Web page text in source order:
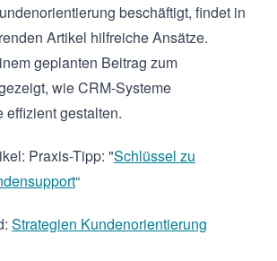
beschäftigt, findet in
Artikel hilfreiche Ansätze.
geplanten Beitrag zum
wie CRM-Systeme
effizient gestalten.
Praxis-Tipp: "Schlüssel zu
“
Strategien Kundenorientierung